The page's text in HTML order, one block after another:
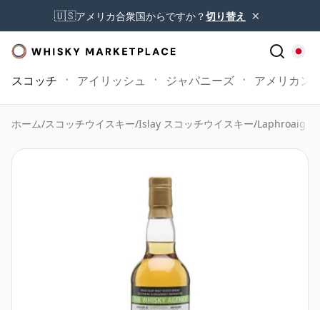
🇺🇸アメリカ合衆国からですか？切り替え ×
スコッチ アイリッシュ ジャパニーズ アメリカン
ホーム/スコッチウイスキー/Islay スコッチウイスキー/Laphroaig